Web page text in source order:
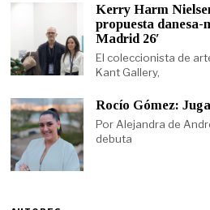
Kerry Harm
propuesta
Madrid 26′
El coleccionista de
Kant Gallery,
Rocío Gómez:
Por Alejandra de
debuta